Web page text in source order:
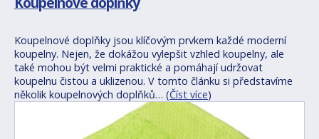
Koupelnové doplňky jsou klíčovým prvkem každé moderní
koupelny. Nejen, že dokážou vylepšit vzhled koupelny, ale
také mohou být velmi praktické a pomáhají udržovat
koupelnu čistou a uklizenou. V tomto článku si představíme
několik koupelnových doplňků… (Číst více)